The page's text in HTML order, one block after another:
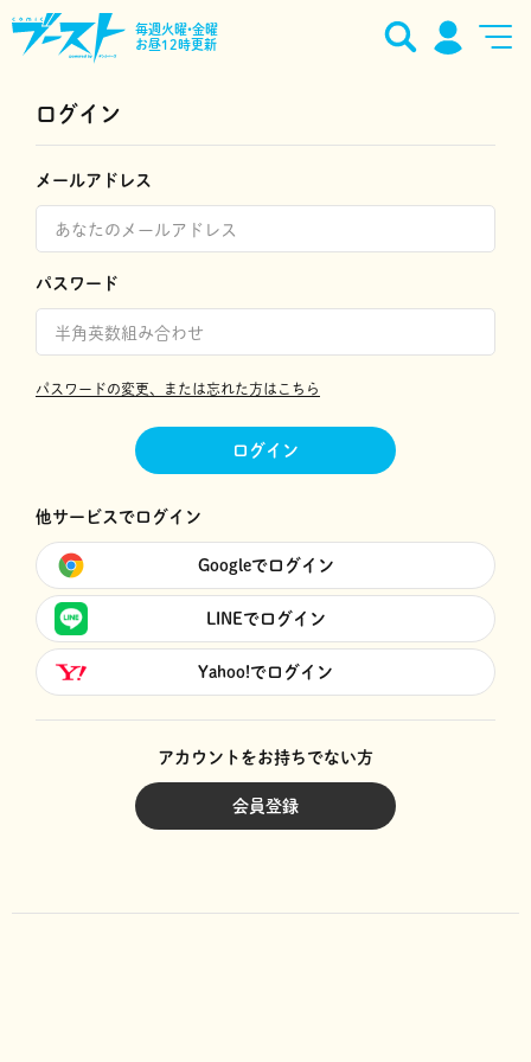
毎週火曜•金曜
お昼12時更新
ログイン
メールアドレス
パスワード
パスワードの変更、または忘れた方はこちら
ログイン
他サービスでログイン
Googleでログイン
LINEでログイン
Yahoo!でログイン
アカウントをお持ちでない方
会員登録